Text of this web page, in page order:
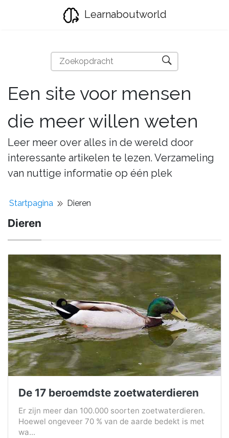
Learnaboutworld
Een site voor mensen
die meer willen weten
Leer meer over alles in de wereld door
interessante artikelen te lezen. Verzameling
van nuttige informatie op één plek
Startpagina Dieren
Dieren
De 17 beroemdste zoetwaterdieren
Er zijn meer dan 100.000 soorten zoetwaterdieren.
Hoewel ongeveer 70 % van de aarde bedekt is met
wa...